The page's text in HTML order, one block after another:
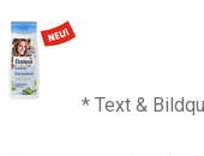
* Text &